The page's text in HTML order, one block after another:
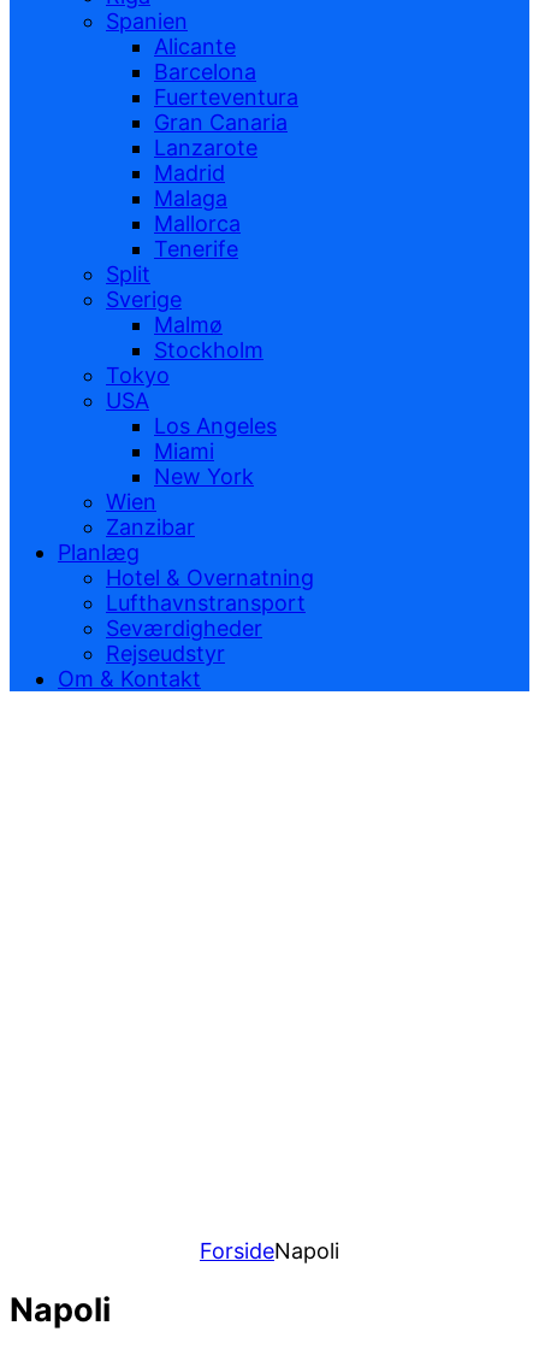
Spanien
Alicante
Barcelona
Fuerteventura
Gran Canaria
Lanzarote
Madrid
Malaga
Mallorca
Tenerife
Split
Sverige
Malmø
Stockholm
Tokyo
USA
Los Angeles
Miami
New York
Wien
Zanzibar
Planlæg
Hotel & Overnatning
Lufthavnstransport
Seværdigheder
Rejseudstyr
Om & Kontakt
ForsideNapoli
Napoli